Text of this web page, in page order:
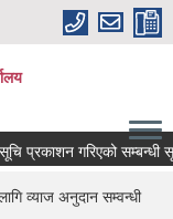
प्रकाशन गरिएको सम्बन्धी
व्याज अनुदान सम्वन्धी